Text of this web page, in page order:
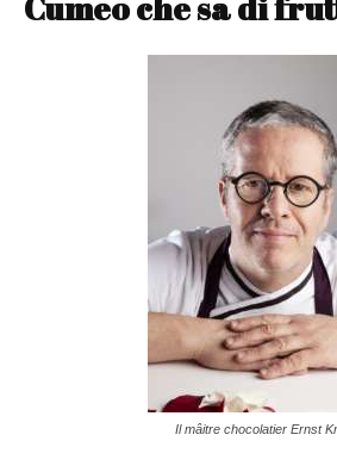
Il mâitre chocolatier Ernst